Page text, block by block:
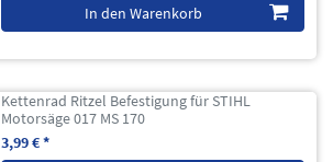
In den Warenkorb
Kettenrad Ritzel Befestigung für STIHL
Motorsäge 017 MS 170
3,99 € *